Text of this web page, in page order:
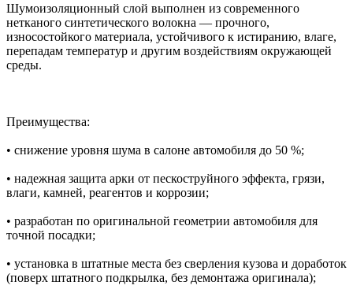
Шумоизоляционный слой выполнен из современного
нетканого синтетического волокна — прочного,
износостойкого материала, устойчивого к истиранию, влаге,
перепадам температур и другим воздействиям окружающей
среды.
Преимущества:
• снижение уровня шума в салоне автомобиля до 50 %;
• надежная защита арки от пескоструйного эффекта, грязи,
влаги, камней, реагентов и коррозии;
• разработан по оригинальной геометрии автомобиля для
точной посадки;
• установка в штатные места без сверления кузова и доработок
(поверх штатного подкрылка, без демонтажа оригинала);